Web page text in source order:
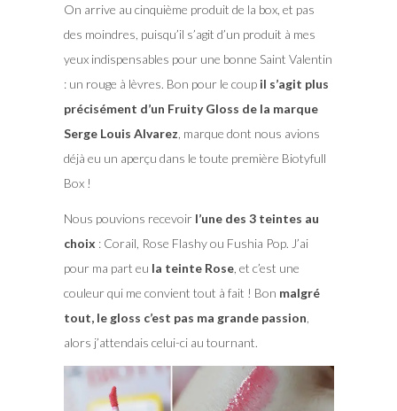
On arrive au cinquième produit de la box, et pas
des moindres, puisqu’il s’agit d’un produit à mes
yeux indispensables pour une bonne Saint Valentin
: un rouge à lèvres. Bon pour le coup il s’agit plus
précisément d’un Fruity Gloss de la marque
Serge Louis Alvarez , marque dont nous avions
déjà eu un aperçu dans le toute première Biotyfull
Box !
Nous pouvions recevoir l’une des 3 teintes au
choix : Corail, Rose Flashy ou Fushia Pop. J’ai
pour ma part eu la teinte Rose, et c’est une
couleur qui me convient tout à fait ! Bon malgré
tout, le gloss c’est pas ma grande passion
alors j’attendais celui-ci au tournant.